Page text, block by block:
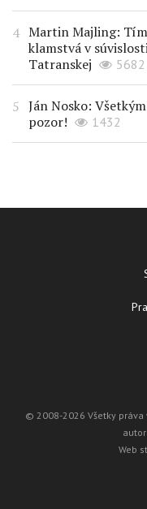
Martin Majling:
klamstvá v
Tatranskej
5682
Ján Nosko:
pozor!
1432
© 2008-2026 Všetky práva
Web